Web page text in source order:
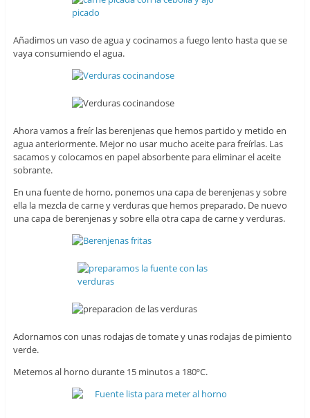
Añadimos un vaso de agua y cocinamos a fuego lento hasta que se
vaya consumiendo el agua.
Ahora vamos a freír las berenjenas que hemos partido y metido en
agua anteriormente. Mejor no usar mucho aceite para freírlas. Las
sacamos y colocamos en papel absorbente para eliminar el aceite
sobrante.
En una fuente de horno, ponemos una capa de berenjenas y sobre
ella la mezcla de carne y verduras que hemos preparado. De nuevo
una capa de berenjenas y sobre ella otra capa de carne y verduras.
Adornamos con unas rodajas de tomate y unas rodajas de pimiento
verde.
Metemos al horno durante 15 minutos a 180ºC.